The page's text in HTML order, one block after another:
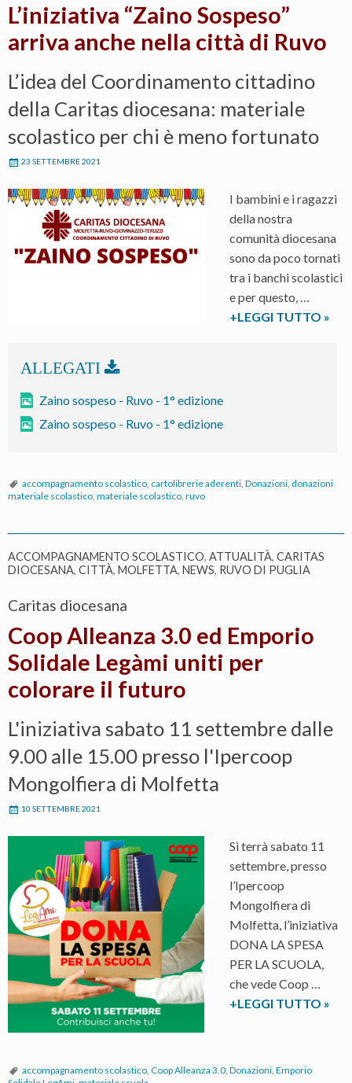
L’iniziativa “Zaino Sospeso”
arriva anche nella città di Ruvo
L’idea del Coordinamento cittadino
della Caritas diocesana: materiale
scolastico per chi è meno fortunato
23 SETTEMBRE 2021
I bambini e i ragazzi
della nostra
comunità diocesana
sono da poco tornati
tra i banchi scolastici
e per questo, …
+LEGGI TUTTO »
Zaino sospeso - Ruvo - 1° edizione
Zaino sospeso - Ruvo - 1° edizione
accompagnamento scolastico cartolibrerie aderenti Donazioni donazioni
materiale scolastico materiale scolastico ruvo
ACCOMPAGNAMENTO SCOLASTICO, ATTUALITÀ, CARITAS
DIOCESANA, CITTÀ, MOLFETTA, NEWS, RUVO DI PUGLIA
Caritas diocesana
Coop Alleanza 3.0 ed Emporio
Solidale Legàmi uniti per
colorare il futuro
L'iniziativa sabato 11 settembre dalle
9.00 alle 15.00 presso l'Ipercoop
Mongolfiera di Molfetta
10 SETTEMBRE 2021
Si terrà sabato 11
settembre, presso
l’Ipercoop
Mongolfiera di
Molfetta, l’iniziativa
DONA LA SPESA
PER LA SCUOLA,
che vede Coop …
+LEGGI TUTTO Coop
»
accompagnamento scolastico Coop Alleanza 3.0 Donazioni Emporio